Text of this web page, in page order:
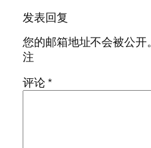
发表回复
您的邮箱地址不会被公开。
注
评论*